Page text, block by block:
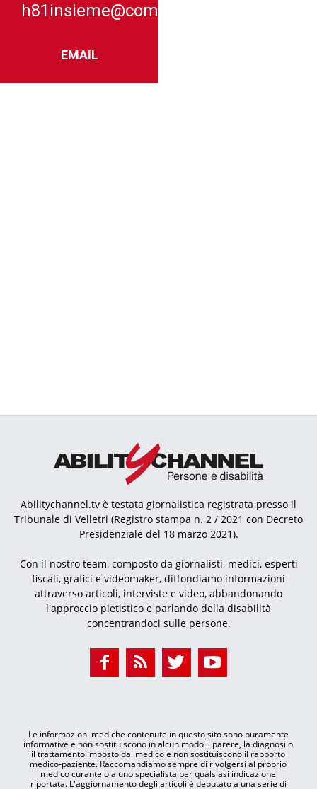
h81insieme@comitatoparalimpico.it
EMAIL
Abilitychannel.tv è testata giornalistica registrata presso il
Tribunale di Velletri (Registro stampa n. 2 / 2021 con Decreto
Presidenziale del 18 marzo 2021).
Con il nostro team, composto da giornalisti, medici, esperti
fiscali, grafici e videomaker, diffondiamo informazioni
attraverso articoli, interviste e video, abbandonando
l'approccio pietistico e parlando della disabilità
concentrandoci sulle persone.
Le informazioni mediche contenute in questo sito sono puramente
informative e non sostituiscono in alcun modo il parere, la diagnosi o
il trattamento imposto dal medico e non sostituiscono il rapporto
medico-paziente. Raccomandiamo sempre di rivolgersi al proprio
medico curante o a uno specialista per qualsiasi indicazione
riportata. L'aggiornamento degli articoli è deputato a una serie di